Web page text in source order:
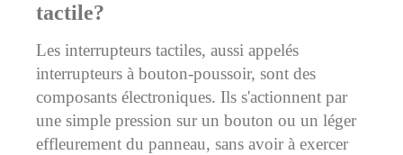
tactile?
Les interrupteurs tactiles, aussi appelés
interrupteurs à bouton-poussoir, sont des
composants électroniques. Ils s'actionnent par
une simple pression sur un bouton ou un léger
effleurement du panneau, sans avoir à exercer